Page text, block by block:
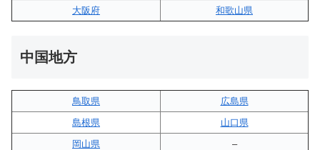
大阪府
和歌山県
中国地方
鳥取県
広島県
島根県
山口県
岡山県
–